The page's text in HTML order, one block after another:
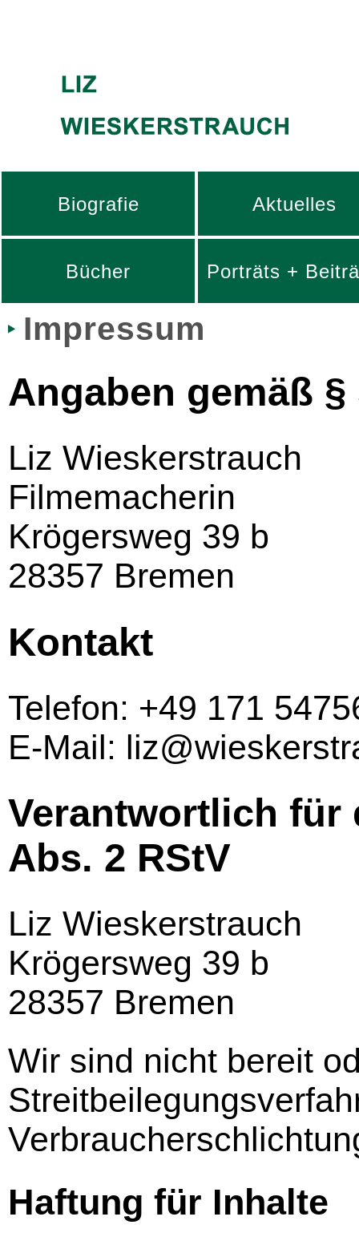
Biografie Aktuelles
Bücher Porträts +
Impressum
Angaben gemäß §
Liz Wieskerstrauch
Filmemacherin
Krögersweg 39 b
28357 Bremen
Kontakt
Telefon: +49 171
E-Mail:
Verantwortlich für
Abs. 2 RStV
Liz Wieskerstrauch
Krögersweg 39 b
28357 Bremen
Wir sind nicht bereit
Haftung für Inhalte